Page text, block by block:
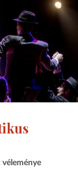
véleménye